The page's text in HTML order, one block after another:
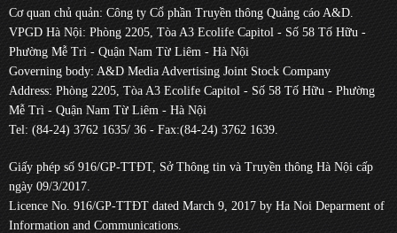
Cơ quan chủ quản: Công ty Cổ phần Truyền thông Quảng cáo A&D.
VPGD Hà Nội: Phòng 2205, Tòa A3 Ecolife Capitol - Số 58 Tố Hữu -
Phường Mễ Trì - Quận Nam Từ Liêm - Hà Nội
Governing body: A&D Media Advertising Joint Stock Company
Address: Phòng 2205, Tòa A3 Ecolife Capitol - Số 58 Tố Hữu - Phường
Mễ Trì - Quận Nam Từ Liêm - Hà Nội
Tel: (84-24) 3762 1635/ 36 - Fax:(84-24) 3762 1639.
Giấy phép số 916/GP-TTĐT, Sở Thông tin và Truyền thông Hà Nội cấp
ngày 09/3/2017.
Licence No. 916/GP-TTĐT dated March 9, 2017 by Ha Noi Deparment of
Information and Communications.